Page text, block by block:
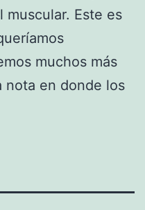
muscular. Este es
muchos más
nota en donde los